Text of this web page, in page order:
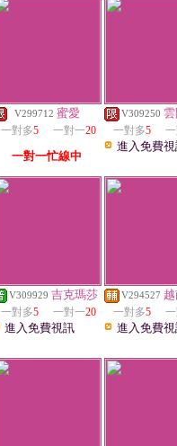
V299712 蜜愛
一對多5 一對一20
一對一忙線中
V309250
一對多5
進入免費
V309929 吉克瑪莎
一對多5 一對一20
進入免費視訊
V294527
一對多5
進入免費